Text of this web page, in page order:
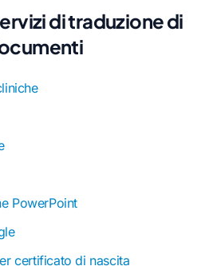
di traduzione di
PowerPoint
certificato di nascita